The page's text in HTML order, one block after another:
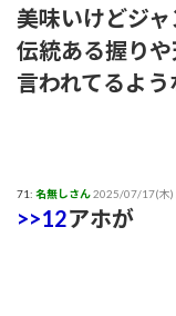
美味いけどジ
伝統ある握り
言われてるよ
71: 名無しさん2025/07/17(木)
>>12アホが